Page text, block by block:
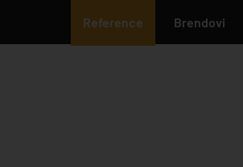
Reference Brendovi